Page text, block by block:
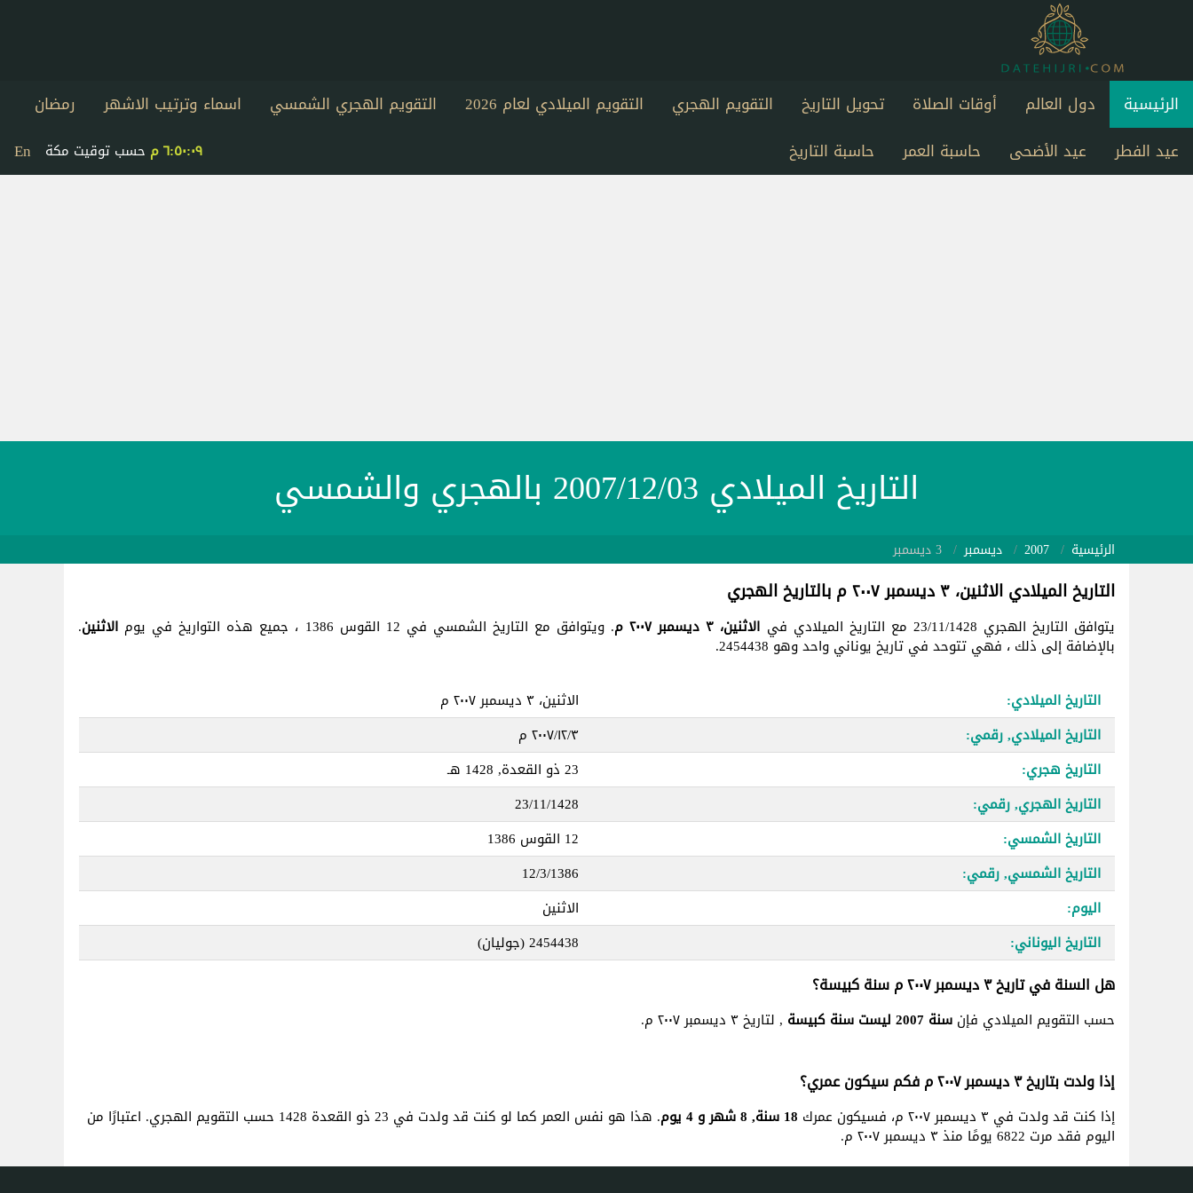
الرئيسية دول العالم أوقات الصلاة تحويل التاريخ التقويم الهجري التقويم الميلادي لعام 2026 التقويم الهجري الشمسي اسماء وترتيب الاشهر
رمضان
عيد الفطر
عيد الأضحى حاسبة العمر حاسبة التاريخ En ٦:٥٠:١٠ م حسب توقيت مكة
التاريخ الميلادي 2007/12/03 بالهجري والشمسي
الرئيسية 2007 ديسمبر 3 ديسمبر
التاريخ الميلادي الاثنين، ٣ ديسمبر ٢٠٠٧ م بالتاريخ الهجري
يتوافق التاريخ الهجري 23/11/1428 مع التاريخ الميلادي في الاثنين، ٣ ديسمبر ٢٠٠٧ م . ويتوافق مع التاريخ الشمسي في 12 القوس 1386 ، جميع هذه التواريخ في يوم الاثنين.
بالإضافة إلى ذلك ، فهي تتوحد في تاريخ يوناني واحد وهو 2454438.
التاريخ الميلادي:
الاثنين، ٣ ديسمبر ٢٠٠٧ م
التاريخ الميلادي, رقمي:
٣‏/١٢‏/٢٠٠٧ م
التاريخ هجري:
23 ذو القعدة, 1428 هـ
التاريخ الهجري, رقمي:
23/11/1428
التاريخ الشمسي:
12 القوس 1386
التاريخ الشمسي, رقمي:
12/3/1386
اليوم:
الاثنين
التاريخ اليوناني:
2454438(جوليان)
هل السنة في تاريخ ٣ ديسمبر ٢٠٠٧ م سنة كبيسة؟
حسب التقويم الميلادي فإن سنة 2007 ليست سنة كبيسة , لتاريخ ٣ ديسمبر ٢٠٠٧ م.
إذا ولدت بتاريخ ٣ ديسمبر ٢٠٠٧ م فكم سيكون عمري؟
إذا كنت قد ولدت في ٣ ديسمبر ٢٠٠٧ م، فسيكون عمرك 18 سنة, 8 شهر و 4 يوم . هذا هو نفس العمر كما لو كنت قد ولدت في 23 ذو القعدة 1428 حسب التقويم الهجري. اعتبارًا من
اليوم فقد مرت 6822 يومًا منذ ٣ ديسمبر ٢٠٠٧ م.